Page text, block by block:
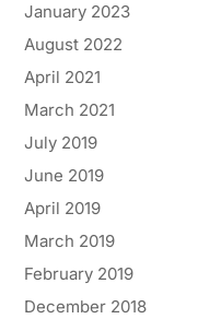
January 2023
August 2022
April 2021
March 2021
July 2019
June 2019
April 2019
March 2019
February 2019
December 2018